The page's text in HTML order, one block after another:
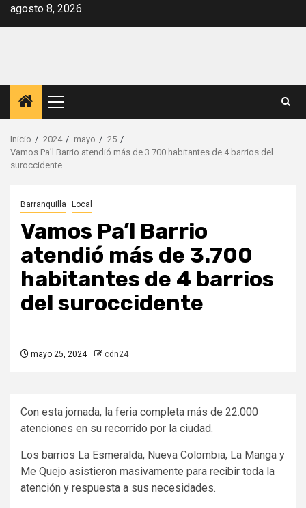
Saltar
agosto 8, 2026
Menú
principal
Inicio 2024 mayo
25
Vamos Pa’l Barrio atendió más de 3.700 habitantes de 4 barrios del
suroccidente
Barranquilla Local
Vamos Pa’l Barrio
atendió más de 3.700
habitantes de 4 barrios
del suroccidente
mayo 25, 2024 cdn24
Con esta jornada, la feria completa más de 22.000
atenciones en su recorrido por la ciudad.
Los barrios La Esmeralda, Nueva Colombia, La Manga y
Me Quejo asistieron masivamente para recibir toda la
atención y respuesta a sus necesidades.